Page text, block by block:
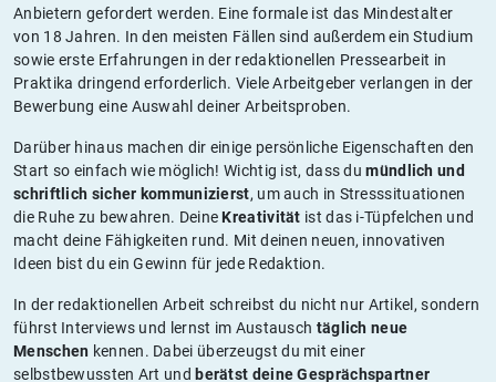
Anbietern gefordert werden. Eine formale ist das Mindestalter
von 18 Jahren. In den meisten Fällen sind außerdem ein Studium
sowie erste Erfahrungen in der redaktionellen Pressearbeit in
Praktika dringend erforderlich. Viele Arbeitgeber verlangen in der
Bewerbung eine Auswahl deiner Arbeitsproben.
Darüber hinaus machen dir einige persönliche Eigenschaften den
Start so einfach wie möglich! Wichtig ist, dass dumündlich und
schriftlich sicher kommunizierst, um auch in Stresssituationen
die Ruhe zu bewahren. Deine Kreativität ist das i-Tüpfelchen und
macht deine Fähigkeiten rund. Mit deinen neuen, innovativen
Ideen bist du ein Gewinn für jede Redaktion.
In der redaktionellen Arbeit schreibst du nicht nur Artikel, sondern
führst Interviews und lernst im Austausch täglich neue
Menschen kennen. Dabei überzeugst du mit einer
selbstbewussten Art undberätst deine Gesprächspartner